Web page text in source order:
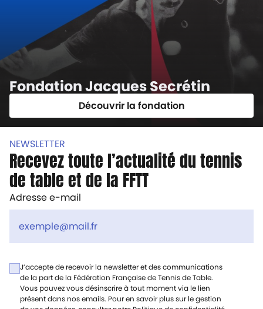
Fondation Jacques Secrétin
Découvrir la fondation
NEWSLETTER
Recevez toute l’actualité du tennis
de table et de la FFTT
Adresse e-mail
J’accepte de recevoir la newsletter et des communications
de la part de la Fédération Française de Tennis de Table.
Vous pouvez vous désinscrire à tout moment via le lien
présent dans nos emails. Pour en savoir plus sur le gestion